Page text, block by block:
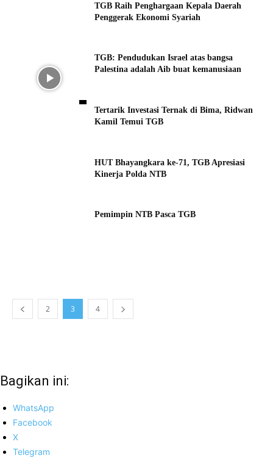
TGB Raih Penghargaan Kepala Daerah
Penggerak Ekonomi Syariah
TGB: Pendudukan Israel atas bangsa
Palestina adalah Aib buat kemanusiaan
Tertarik Investasi Ternak di Bima, Ridwan
Kamil Temui TGB
HUT Bhayangkara ke-71, TGB Apresiasi
Kinerja Polda NTB
Pemimpin NTB Pasca TGB
2 3 4
Bagikan ini:
WhatsApp
Facebook
X
Telegram